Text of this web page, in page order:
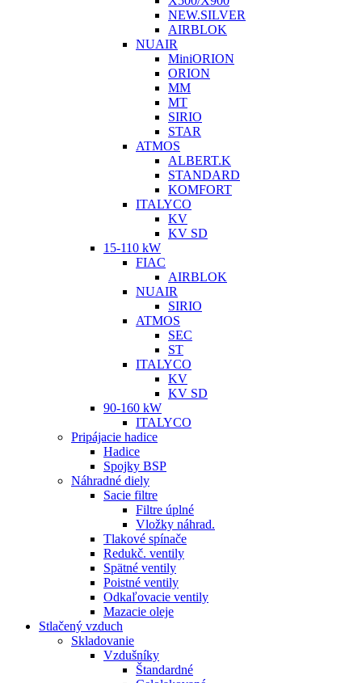
NEW.SILVER
AIRBLOK
NUAIR
MiniORION
ORION
MM
MT
SIRIO
STAR
ATMOS
ALBERT.K
STANDARD
KOMFORT
ITALYCO
KV
KV SD
15-110 kW
FIAC
AIRBLOK
NUAIR
SIRIO
ATMOS
SEC
ST
ITALYCO
KV
KV SD
90-160 kW
ITALYCO
Pripájacie hadice
Hadice
Spojky BSP
Náhradné diely
Sacie filtre
Filtre úplné
Vložky náhrad.
Tlakové spínače
Redukč. ventily
Spätné ventily
Poistné ventily
Odkaľovacie ventily
Mazacie oleje
Stlačený vzduch
Skladovanie
Vzdušníky
Štandardné